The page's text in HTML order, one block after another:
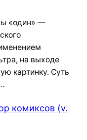
«один» —
на выходе
картинку. Суть
комиксов (v.